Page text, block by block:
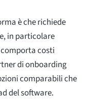
è che richiede
in particolare
costi
di onboarding
comparabili che
del software.